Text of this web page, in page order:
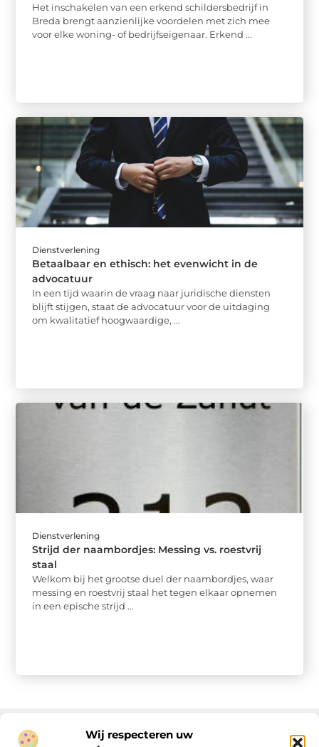
Wij respecteren uw
Het inschakelen van een erkend schildersbedrijf in
Breda brengt aanzienlijke voordelen met zich mee
voor elke woning- of bedrijfseigenaar. Erkend ...
Dienstverlening
Betaalbaar en ethisch: het evenwicht in de
advocatuur
In een tijd waarin de vraag naar juridische diensten
blijft stijgen, staat de advocatuur voor de uitdaging
om kwalitatief hoogwaardige, ...
Dienstverlening
Strijd der naambordjes: Messing vs. roestvrij
staal
Welkom bij het grootse duel der naambordjes, waar
messing en roestvrij staal het tegen elkaar opnemen
in een epische strijd ...